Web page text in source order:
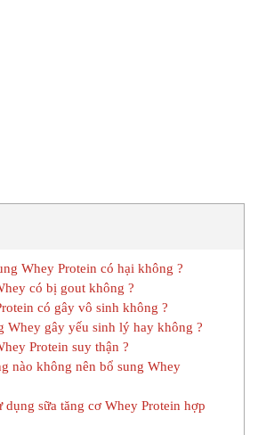
Whey Protein có hại không ?
có bị gout không ?
có gây vô sinh không ?
Whey gây yếu sinh lý hay không ?
Protein suy thận ?
nào không nên bổ sung Whey
dụng sữa tăng cơ Whey Protein hợp